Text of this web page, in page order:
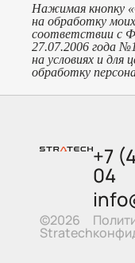
Нажимая кнопку
на обработку
соответствии с
27.07.2006 года
на условиях и для
обработку
©2026
Stratech
+7
04